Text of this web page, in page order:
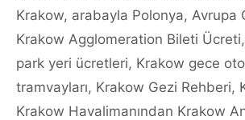
Krakow, arabayla Polonya, Avrupa
Krakow Agglomeration Bileti Ücreti,
park yeri ücretleri, Krakow gece
tramvayları, Krakow Gezi Rehberi,
Krakow Havalimanından Krakow